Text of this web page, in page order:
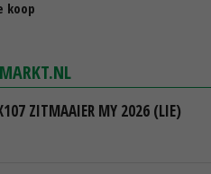
koop
MARKT.NL
ZITMAAIER MY 2026 (LIE)